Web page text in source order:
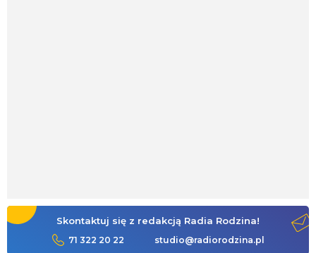
Skontaktuj się z redakcją Radia Rodzina!
71 322 20 22 studio@radiorodzina.pl